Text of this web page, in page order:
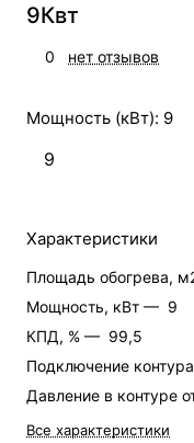
9Квт
0 нет отзывов
Мощность (кВт): 9
9
Характеристики
Площадь обогрева,
Мощность, кВт — 9
КПД, % — 99,5
Подключение
Давление в контуре
Все характеристики